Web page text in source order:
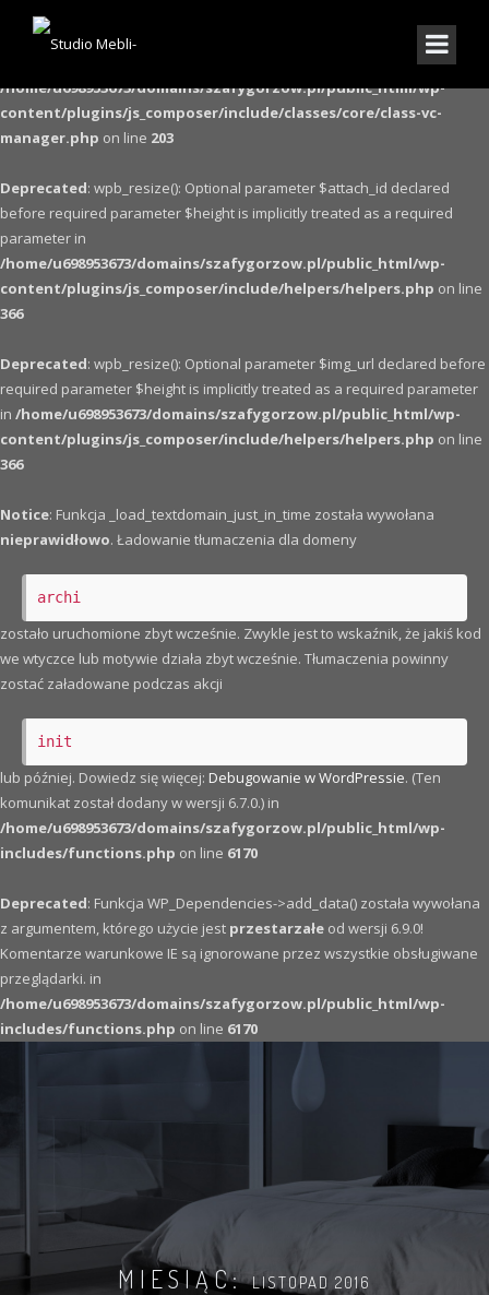
Warning: The magic method Vc_Manager::__wakeup() must have public
/home/u698953673/domains/szafygorzow.pl/public_html/wp-
content/plugins/js_composer/include/classes/core/class-vc-
manager.php on line 203
Deprecated: wpb_resize(): Optional parameter $attach_id declared
before required parameter $height is implicitly treated as a required
parameter in
/home/u698953673/domains/szafygorzow.pl/public_html/wp-
content/plugins/js_composer/include/helpers/helpers.php on line
366
Deprecated: wpb_resize(): Optional parameter $img_url declared before
required parameter $height is implicitly treated as a required parameter
in /home/u698953673/domains/szafygorzow.pl/public_html/wp-
content/plugins/js_composer/include/helpers/helpers.php on line
366
Notice: Funkcja _load_textdomain_just_in_time została wywołana
nieprawidłowo. Ładowanie tłumaczenia dla domeny
archi
zostało uruchomione zbyt wcześnie. Zwykle jest to wskaźnik, że jakiś kod
we wtyczce lub motywie działa zbyt wcześnie. Tłumaczenia powinny
zostać załadowane podczas akcji
init
lub później. Dowiedz się więcej: Debugowanie w WordPressie. (Ten
komunikat został dodany w wersji 6.7.0.) in
/home/u698953673/domains/szafygorzow.pl/public_html/wp-
includes/functions.php on line 6170
Deprecated: Funkcja WP_Dependencies->add_data() została wywołana
z argumentem, którego użycie jest przestarzałe od wersji 6.9.0!
Komentarze warunkowe IE są ignorowane przez wszystkie obsługiwane
przeglądarki. in
/home/u698953673/domains/szafygorzow.pl/public_html/wp-
includes/functions.php on line 6170
MIESIĄC:LISTOPAD 2016